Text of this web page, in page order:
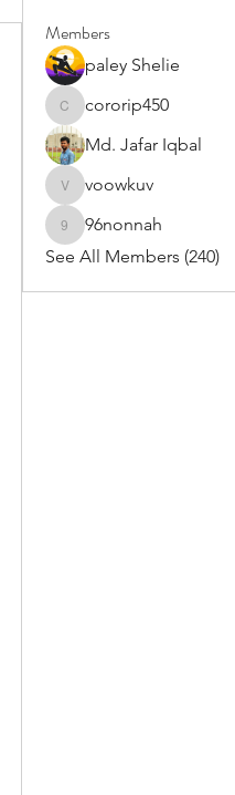
Members
paley Shelie
cororip450
cororip450
Md. Jafar Iqbal
voowkuv
voowkuv
96nonnah
96nonnah
See All Members (240)